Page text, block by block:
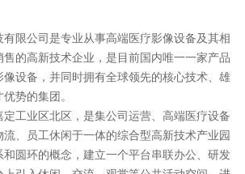
有限公司是专业从事高端医疗影像设备及其相
的高新技术企业，是目前国内唯一一家产品
设备，并同时拥有全球领先的核心技术、雄
势的集团。
工业区北区，是集公司运营、高端医疗设备
、员工休闲于一体的综合型高新技术产业园
圆环的概念，建立一个平台串联办公、研发